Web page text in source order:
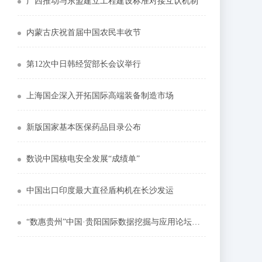
内蒙古庆祝首届中国农民丰收节
第12次中日韩经贸部长会议举行
上海国企深入开拓国际高端装备制造市场
新版国家基本医保药品目录公布
数说中国核电安全发展“成绩单”
中国出口印度最大直径盾构机在长沙发运
“数惠贵州”中国·贵阳国际数据挖掘与应用论坛举行